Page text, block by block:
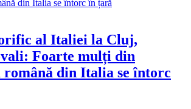
al Italiei la Cluj,
Foarte mulți din
română din Italia se întorc